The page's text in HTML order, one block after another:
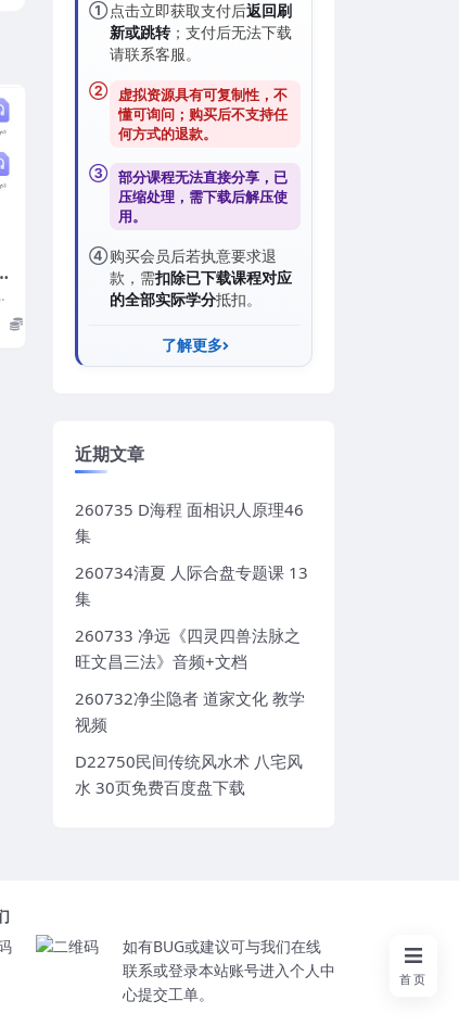
①点击立即获取支付后返回刷
新或跳转；支付后无法下载
请联系客服。
②
虚拟资源具有可复制性，不
懂可询问；购买后不支持任
何方式的退款。
③ 部分课程无法直接分享，已
压缩处理，需下载后解压使
用。
④购买会员后若执意要求退
款，需扣除已下载课程对应
的全部实际学分抵扣。
了解更多
近期文章
260735 D海程 面相识人原理46
集
260734清夏 人际合盘专题课 13
集
260733 净远《四灵四兽法脉之
旺文昌三法》音频+文档
260732净尘隐者 道家文化 教学
视频
D22750民间传统风水术 八宅风
水 30页免费百度盘下载
如有BUG或建议可与我们在线
联系或登录本站账号进入个人中
心提交工单。
首页